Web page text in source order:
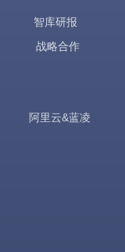
智库研报
战略合作
阿里云&蓝凌